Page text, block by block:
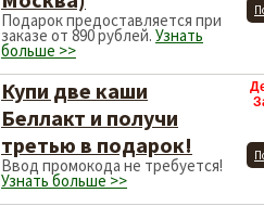
Подарок предоставляется при
заказе от 890 рублей. Узнать
больше >>
Купи две каши
Беллакт и получи
третью в подарок!
Ввод промокода не требуется!
Узнать больше >>